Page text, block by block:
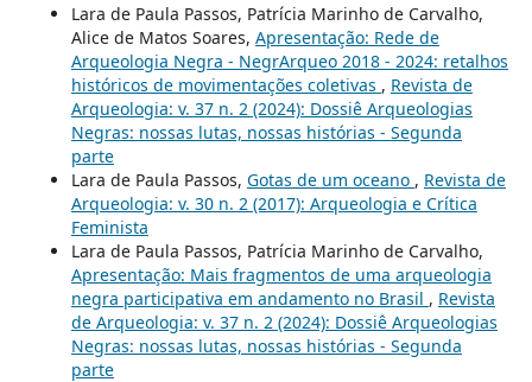
Lara de Paula Passos, Patrícia Marinho de Carvalho,
Alice de Matos Soares, Apresentação: Rede de
Arqueologia Negra - NegrArqueo 2018 - 2024: retalhos
históricos de movimentações coletivas , Revista de
Arqueologia: v. 37 n. 2 (2024): Dossiê Arqueologias
Negras: nossas lutas, nossas histórias - Segunda
parte
Lara de Paula Passos, Gotas de um oceano , Revista de
Arqueologia: v. 30 n. 2 (2017): Arqueologia e Crítica
Feminista
Lara de Paula Passos, Patrícia Marinho de Carvalho,
Apresentação: Mais fragmentos de uma arqueologia
negra participativa em andamento no Brasil , Revista
de Arqueologia: v. 37 n. 2 (2024): Dossiê Arqueologias
Negras: nossas lutas, nossas histórias - Segunda
parte